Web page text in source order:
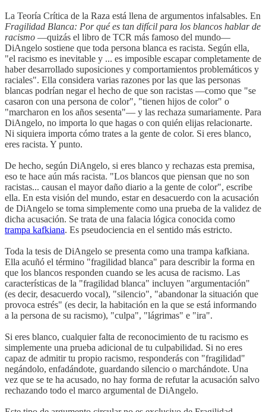
La Teoría Crítica de la Raza está llena de argumentos infalsables. En
Fragilidad Blanca: Por qué es tan difícil para los blancos hablar de
racismo —quizás el libro de TCR más famoso del mundo—
DiAngelo sostiene que toda persona blanca es racista. Según ella,
"el racismo es inevitable y ... es imposible escapar completamente de
haber desarrollado suposiciones y comportamientos problemáticos y
raciales". Ella considera varias razones por las que las personas
blancas podrían negar el hecho de que son racistas —como que "se
casaron con una persona de color", "tienen hijos de color" o
"marcharon en los años sesenta"— y las rechaza sumariamente. Para
DiAngelo, no importa lo que hagas o con quién elijas relacionarte.
Ni siquiera importa cómo trates a la gente de color. Si eres blanco,
eres racista. Y punto.
De hecho, según DiAngelo, si eres blanco y rechazas esta premisa,
eso te hace aún más racista. "Los blancos que piensan que no son
racistas... causan el mayor daño diario a la gente de color", escribe
ella. En esta visión del mundo, estar en desacuerdo con la acusación
de DiAngelo se toma simplemente como una prueba de la validez de
dicha acusación. Se trata de una falacia lógica conocida como
trampa kafkiana. Es pseudociencia en el sentido más estricto.
Toda la tesis de DiAngelo se presenta como una trampa kafkiana.
Ella acuñó el término "fragilidad blanca" para describir la forma en
que los blancos responden cuando se les acusa de racismo. Las
características de la "fragilidad blanca" incluyen "argumentación"
(es decir, desacuerdo vocal), "silencio", "abandonar la situación que
provoca estrés" (es decir, la habitación en la que se está informando
a la persona de su racismo), "culpa", "lágrimas" e "ira".
Si eres blanco, cualquier falta de reconocimiento de tu racismo es
simplemente una prueba adicional de tu culpabilidad. Si no eres
capaz de admitir tu propio racismo, responderás con "fragilidad"
negándolo, enfadándote, guardando silencio o marchándote. Una
vez que se te ha acusado, no hay forma de refutar la acusación salvo
rechazando todo el marco argumental de DiAngelo.